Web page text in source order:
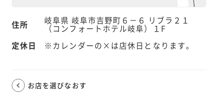
住所 岐阜県 岐阜市吉野町６－６ リブラ２１
（コンフォートホテル岐阜）１F
定休日
※カレンダーの×は店休日となります。
お店を選びなおす